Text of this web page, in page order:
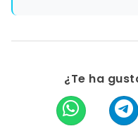
¿Te ha